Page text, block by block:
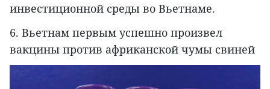
инвестиционной среды во Вьетнаме.
6. Вьетнам первым успешно произвел
вакцины против африканской чумы свиней